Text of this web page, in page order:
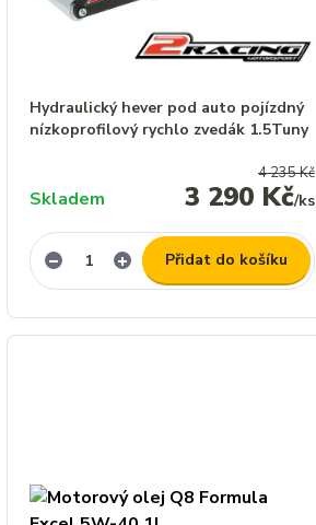
Hydraulický hever pod auto pojízdný
nízkoprofilový rychlo zvedák 1.5Tuny
4 235 Kč
3 290 Kč/ks
Skladem
Přidat do košíku